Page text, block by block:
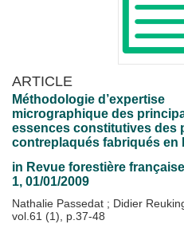
ARTICLE
Méthodologie d’expertise
micrographique des
essences constitutives des
contreplaqués fabriqués en
in Revue forestière française
1, 01/01/2009
Nathalie Passedat ; Didier
vol.61 (1), p.37-48